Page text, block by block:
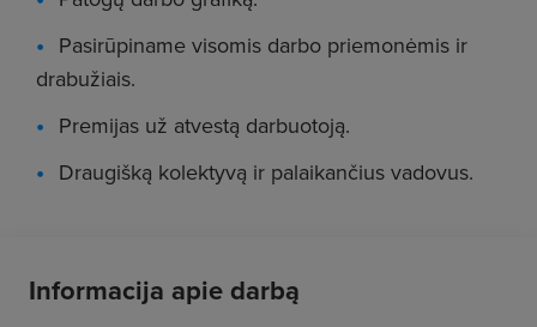
Pasirūpiname visomis darbo priemonėmis ir
drabužiais.
Premijas už atvestą darbuotoją.
Draugišką kolektyvą ir palaikančius vadovus.
Informacija apie darbą